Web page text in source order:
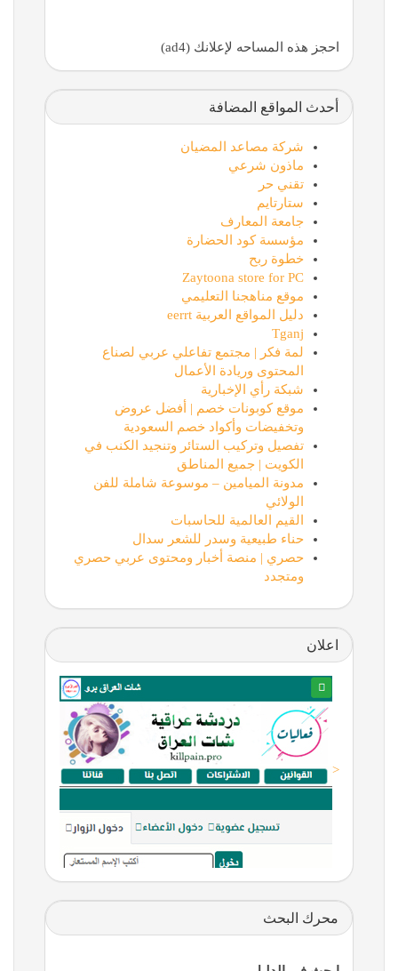
احجز هذه المساحه لإعلانك (ad4)
أحدث المواقع المضافة
شركة مصاعد المضيان
ماذون شرعي
تقني حر
ستارتايم
جامعة المعارف
مؤسسة كود الحضارة
خطوة ربح
Zaytoona store for PC
موقع مناهجنا التعليمي
دليل المواقع العربية eerrt
Tganj
لمة فكر | مجتمع تفاعلي عربي لصناع
المحتوى وريادة الأعمال
شبكة رأي الإخبارية
موقع كوبونات خصم | أفضل عروض
وتخفيضات وأكواد خصم السعودية
تفصيل وتركيب الستائر وتنجيد الكنب في
الكويت | جميع المناطق
مدونة الميامين – موسوعة شاملة للفن
الولائي
القيم العالمية للحاسبات
حناء طبيعية وسدر للشعر سدال
حصري | منصة أخبار ومحتوى عربي حصري
ومتجدد
اعلان
<
محرك البحث